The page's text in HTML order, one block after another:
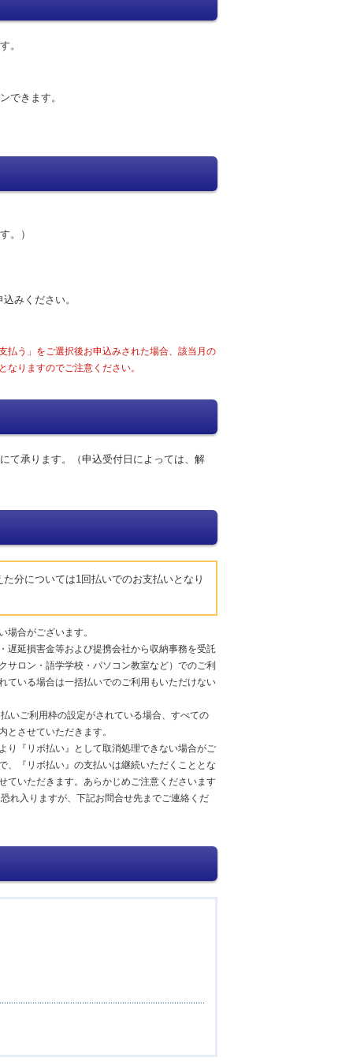
。
できます。
。）
みください。
う」をご選択後お申込みされた場合、該当月の
りますのでご注意ください。
て承ります。（申込受付日によっては、解
分については1回払いでのお支払いとなり
合がございます。
延損害金等および提携会社から収納事務を受託
ロン・語学学校・パソコン教室など）でのご利
ている場合は一括払いでのご利用もいただけない
いご利用枠の設定がされている場合、すべての
させていただきます。
『リボ払い』として取消処理できない場合がご
、『リボ払い』の支払いは継続いただくこととな
ていただきます。あらかじめご注意くださいます
れ入りますが、下記お問合せ先までご連絡くだ